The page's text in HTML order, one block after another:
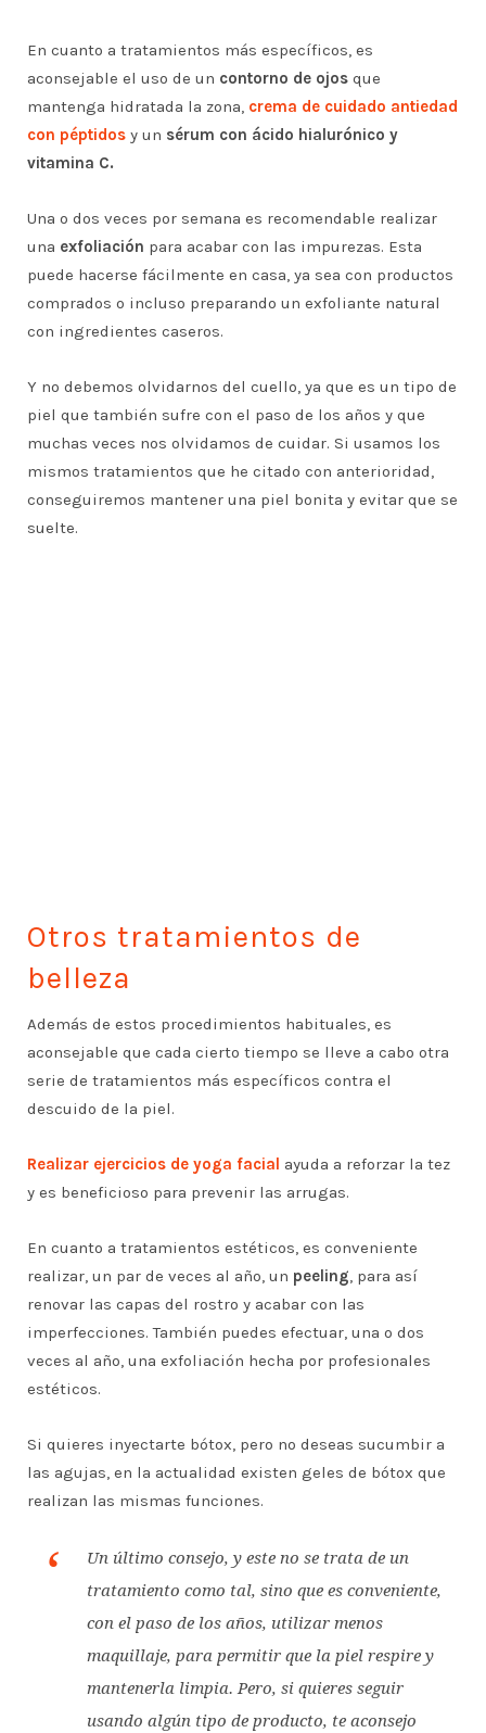
En cuanto a tratamientos más específicos, es
aconsejable el uso de un contorno de ojos que
mantenga hidratada la zona, crema de cuidado antiedad
con péptidos y un sérum con ácido hialurónico y
vitamina C.
Una o dos veces por semana es recomendable realizar
una exfoliación para acabar con las impurezas. Esta
puede hacerse fácilmente en casa, ya sea con productos
comprados o incluso preparando un exfoliante natural
con ingredientes caseros.
Y no debemos olvidarnos del cuello, ya que es un tipo de
piel que también sufre con el paso de los años y que
muchas veces nos olvidamos de cuidar. Si usamos los
mismos tratamientos que he citado con anterioridad,
conseguiremos mantener una piel bonita y evitar que se
suelte.
Otros tratamientos de
belleza
Además de estos procedimientos habituales, es
aconsejable que cada cierto tiempo se lleve a cabo otra
serie de tratamientos más específicos contra el
descuido de la piel.
Realizar ejercicios de yoga facial ayuda a reforzar la tez
y es beneficioso para prevenir las arrugas.
En cuanto a tratamientos estéticos, es conveniente
realizar, un par de veces al año, un peeling, para así
renovar las capas del rostro y acabar con las
imperfecciones. También puedes efectuar, una o dos
veces al año, una exfoliación hecha por profesionales
estéticos.
Si quieres inyectarte bótox, pero no deseas sucumbir a
las agujas, en la actualidad existen geles de bótox que
realizan las mismas funciones.
Un último consejo, y este no se trata de un
tratamiento como tal, sino que es conveniente,
con el paso de los años, utilizar menos
maquillaje, para permitir que la piel respire y
mantenerla limpia. Pero, si quieres seguir
usando algún tipo de producto, te aconsejo